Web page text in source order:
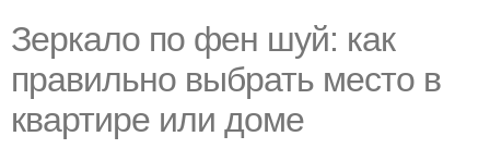
Зеркало по фен шуй: как
правильно выбрать место в
квартире или доме